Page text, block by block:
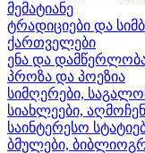
მემატიანე
ტრადიციები და
ქართველები
ენა და
პროზა და პოეზია
სიმღერები,
სიახლეები,
საინტერესო
ბმულები,